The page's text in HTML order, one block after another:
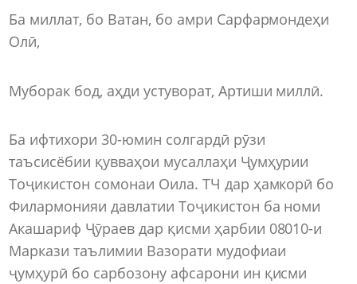
Ба миллат, бо Ватан, бо амри Сарфармондеҳи
Олӣ,
Муборак бод, аҳди устуворат, Артиши миллӣ.
Ба ифтихори 30-юмин солгардӣ рӯзи
таъсисёбии қувваҳои мусаллаҳи Ҷумҳурии
Тоҷикистон сомонаи Оила. ТЧ дар ҳамкорӣ бо
Филармонияи давлатии Тоҷикистон ба номи
Акашариф Ҷӯраев дар қисми ҳарбии 08010-и
Маркази таълимии Вазорати мудофиаи
ҷумҳурӣ бо сарбозону афсарони ин қисми